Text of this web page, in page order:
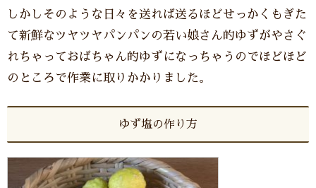
しかしそのような日々を送れば送るほどせっかくもぎた
て新鮮なツヤツヤパンパンの若い娘さん的ゆずがやさぐ
れちゃっておばちゃん的ゆずになっちゃうのでほどほど
のところで作業に取りかかりました。
ゆず塩の作り方